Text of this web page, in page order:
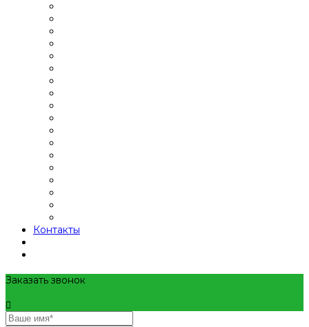
Контакты
Заказать звонок